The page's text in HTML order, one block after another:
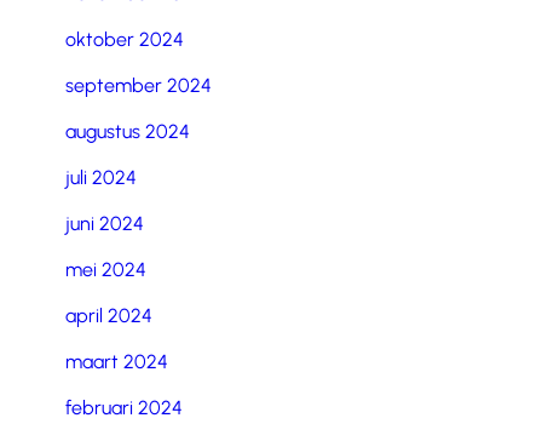
oktober 2024
september 2024
augustus 2024
juli 2024
juni 2024
mei 2024
april 2024
maart 2024
februari 2024